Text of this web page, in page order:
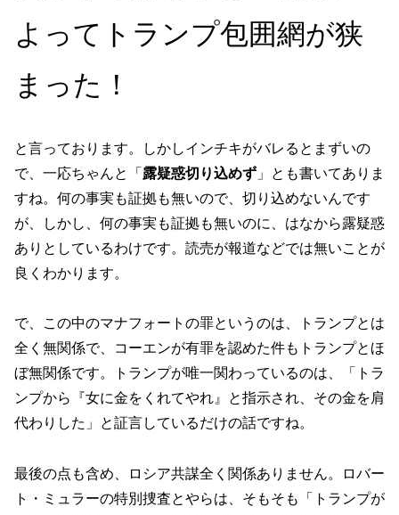
よってトランプ包囲網が狭
まった！
と言っております。しかしインチキがバレるとまずいの
で、一応ちゃんと「 露疑惑切り込めず 」とも書いてありま
すね。何の事実も証拠も無いので、切り込めないんです
が、しかし、何の事実も証拠も無いのに、はなから露疑惑
ありとしているわけです。読売が報道などでは無いことが
良くわかります。
で、この中のマナフォートの罪というのは、トランプとは
全く無関係で、コーエンが有罪を認めた件もトランプとほ
ぼ無関係です。トランプが唯一関わっているのは、「トラ
ンプから『女に金をくれてやれ』と指示され、その金を肩
代わりした」と証言しているだけの話ですね。
最後の点も含め、ロシア共謀全く関係ありません。ロバー
ト・ミュラーの特別捜査とやらは、そもそも「トランプが